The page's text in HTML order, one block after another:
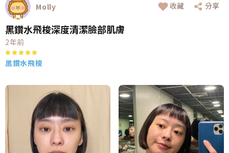
Molly 收藏 分享
黑鑽水飛梭深度清潔臉部肌膚
2年前
黑鑽水飛梭